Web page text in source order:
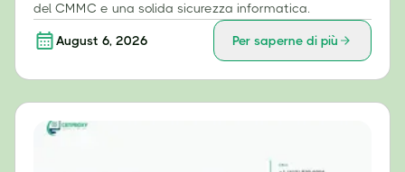
del CMMC e una solida sicurezza informatica.
August 6, 2026 Per saperne di più